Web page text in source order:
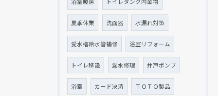
浴室暖房 トイレタンク内金物
夏季休業 洗面器 水漏れ対策
受水槽給水管補修 浴室リフォーム
トイレ移設 漏水修理 井戸ポンプ
浴室 カード決済 ＴＯＴＯ製品